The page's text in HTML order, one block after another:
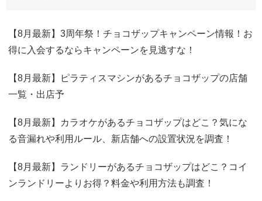
【8月最新】3周年祭！チョコザップキャンペーン情報！お
得に入会するならキャンペーンを見逃すな！
【8月最新】ピラティスマシンがあるチョコザップの店舗
一覧・出店予
【8月最新】カラオケがあるチョコザップはどこ？気にな
る音漏れや利用ルール、新店舗への設置状況を調査！
【8月最新】ランドリーがあるチョコザップはどこ？コイ
ンランドリーよりお得？料金や利用方法も調査！